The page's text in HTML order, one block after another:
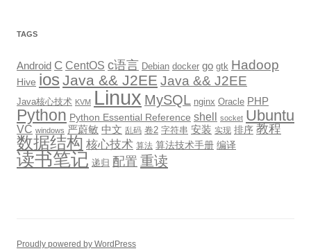
TAGS
Android C CentOS c语言 Debian docker go gtk Hadoop
Hive ios Java && J2EE Java && J2EE
Java核心技术 KVM Linux MySQL nginx Oracle PHP
Python Python Essential Reference shell socket Ubuntu
VC windows 严蔚敏 中文 乱码 卷2 字符串 安装 实现 排序 教程
数据结构 核心技术 算法 算法技术手册 编译
读书笔记 递归 配置 重读
Proudly powered by WordPress